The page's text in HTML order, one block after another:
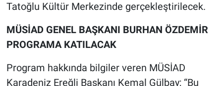
Tatoğlu Kültür Merkezinde gerçekleştirilecek.
MÜSİAD GENEL BAŞKANI BURHAN ÖZDEMİR
PROGRAMA KATILACAK
Program hakkında bilgiler veren MÜSİAD
Karadeniz Ereğli Başkanı Kemal Gülbay; “Bu